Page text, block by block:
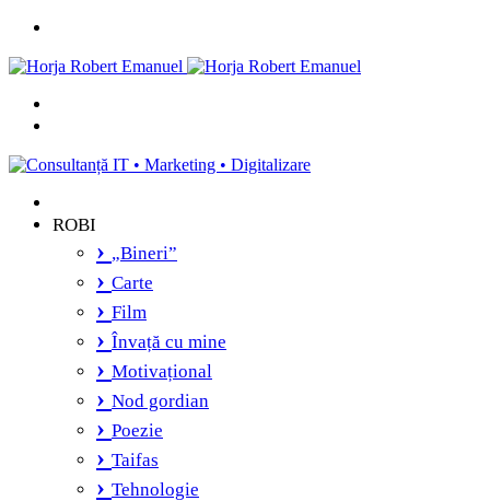
găsi...
ROBI
„Bineri”
Carte
Film
Învață cu mine
Motivațional
Nod gordian
Poezie
Taifas
Tehnologie